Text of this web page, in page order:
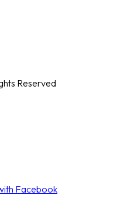
Reserved
Facebook